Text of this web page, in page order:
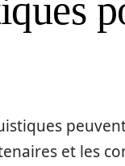
et les